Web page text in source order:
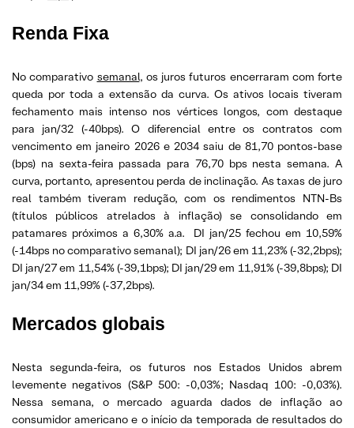
Renda Fixa
No comparativo semanal, os juros futuros encerraram com forte
queda por toda a extensão da curva. Os ativos locais tiveram
fechamento mais intenso nos vértices longos, com destaque
para jan/32 (-40bps). O diferencial entre os contratos com
vencimento em janeiro 2026 e 2034 saiu de 81,70 pontos-base
(bps) na sexta-feira passada para 76,70 bps nesta semana. A
curva, portanto, apresentou perda de inclinação. As taxas de juro
real também tiveram redução, com os rendimentos NTN-Bs
(títulos públicos atrelados à inflação) se consolidando em
patamares próximos a 6,30% a.a. DI jan/25 fechou em 10,59%
(-14bps no comparativo semanal); DI jan/26 em 11,23% (-32,2bps);
DI jan/27 em 11,54% (-39,1bps); DI jan/29 em 11,91% (-39,8bps); DI
jan/34 em 11,99% (-37,2bps).
Mercados globais
Nesta segunda-feira, os futuros nos Estados Unidos abrem
levemente negativos (S&P 500: -0,03%; Nasdaq 100: -0,03%).
Nessa semana, o mercado aguarda dados de inflação ao
consumidor americano e o início da temporada de resultados do